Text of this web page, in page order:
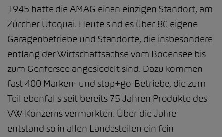
1945 hatte die AMAG einen einzigen Standort, am
Zürcher Utoquai. Heute sind es über 80 eigene
Garagenbetriebe und Standorte, die insbesondere
entlang der Wirtschaftsachse vom Bodensee bis
zum Genfersee angesiedelt sind. Dazu kommen
fast 400 Marken- und stop+go-Betriebe, die zum
Teil ebenfalls seit bereits 75 Jahren Produkte des
VW-Konzerns vermarkten. Über die Jahre
entstand so in allen Landesteilen ein fein